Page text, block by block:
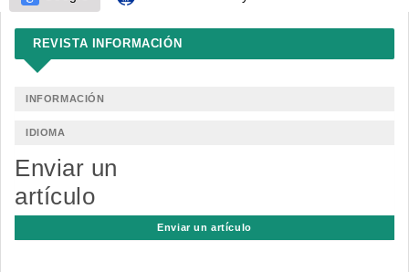
REVISTA INFORMACIÓN
INFORMACIÓN
IDIOMA
Enviar un
artículo
Enviar un artículo